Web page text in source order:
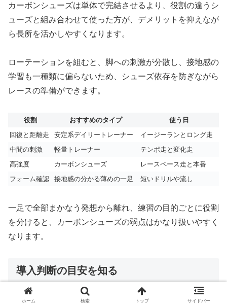
カーボンシューズは単体で完結させるより、役割の違うシ
ューズと組み合わせて使った方が、デメリットを抑えなが
ら長所を活かしやすくなります。
ローテーションを組むと、脚への刺激が分散し、接地感の
学習も一種類に偏らないため、シューズ依存を防ぎながら
レースの準備ができます。
役割 おすすめのタイプ
使う日
回復と距離走
安定系デイリートレーナー
イージーランとロング走
中間の刺激
軽量トレーナー
テンポ走と変化走
高強度
カーボンシューズ
レースペース走と本番
フォーム確認
接地感の分かる薄めの一足 短いドリルや流し
一足で全部まかなう発想から離れ、練習の目的ごとに役割
を分けると、カーボンシューズの弱点はかなり扱いやすく
なります。
導入判断の目安を知る
ホーム 検索 トップ サイドバー